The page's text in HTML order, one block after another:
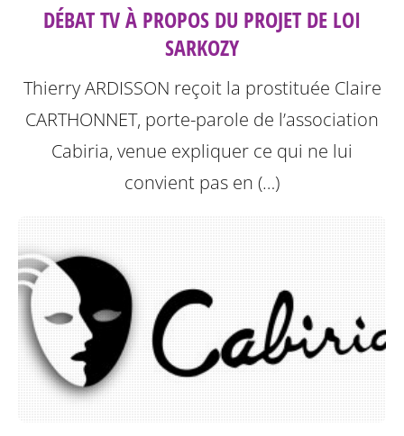
DÉBAT TV À PROPOS DU PROJET DE LOI
SARKOZY
Thierry ARDISSON reçoit la prostituée Claire
CARTHONNET, porte-parole de l’association
Cabiria, venue expliquer ce qui ne lui
convient pas en (…)